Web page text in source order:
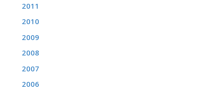
2011
2010
2009
2008
2007
2006